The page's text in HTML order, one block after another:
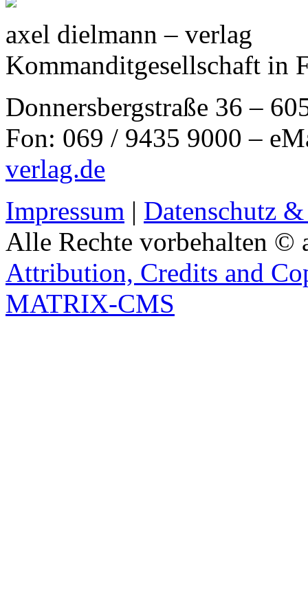
axel dielmann – verlag
Kommanditgesellschaft in
Donnersbergstraße 36 –
Fon: 069 / 9435 9000 –
verlag.de
Impressum | Datenschutz
Alle Rechte vorbehalten ©
Attribution, Credits and
MATRIX-CMS